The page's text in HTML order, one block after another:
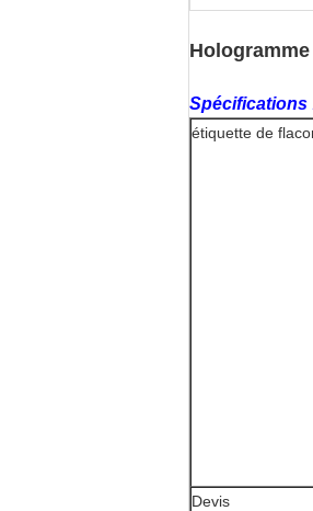
Spécifications
étiquette de
Devis